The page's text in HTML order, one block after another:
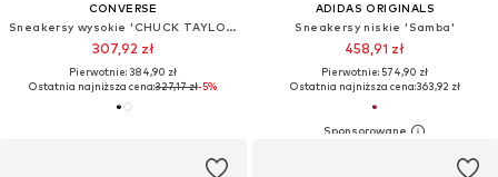
CONVERSE
Sneakersy wysokie 'CHUCK TAYLOR ALL STAR LEATHER'
307,92 zł
Pierwotnie: 384,90 zł
Ostatnia najniższa cena:327,17 zł-5%
ADIDAS ORIGINALS
Sneakersy niskie 'Samba'
458,91 zł
Pierwotnie: 574,90 zł
Ostatnia najniższa cena:363,92 zł